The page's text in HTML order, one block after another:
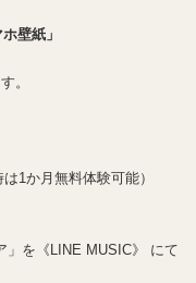
壁紙」
。
1か月無料体験可能）
」を《LINE MUSIC》 にて